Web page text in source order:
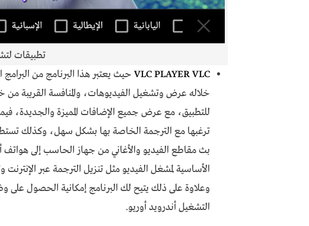
تطبيقات
VLC PLAYER VLC حيث يعتبر هذا البرنامج من
خلاله عرض وتشغيل الفيديوهات، والمنافسة القريبة من
للتطبيق، مع عرض جميع الإضافات المميزة والجديدة،
ترغبها مع الترجمة الخاصة بها بشكل سهل، وكذلك
بث مقاطع الفيديو والأغاني من جهاز الحاسب إلى هواتف
الأساسية لمشغل الفيديو مثل تنزيل الترجمة عبر
وعلاوة على ذلك يتيح لك البرنامج إمكانية الحصول
التشغيل أندرويد أوريو.